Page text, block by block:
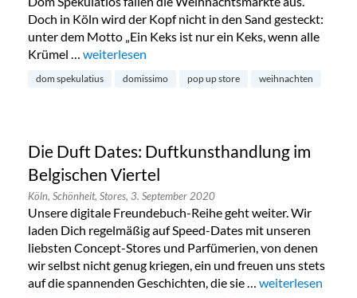
Doch in Köln wird der Kopf nicht in den Sand gesteckt:
unter dem Motto „Ein Keks ist nur ein Keks, wenn alle
Krümel … „Dom-Spekulatius eröffnet köstlichen Pop-up-
weiterlesen
dom spekulatius domissimo pop up store weihnachten
Die Duft Dates: Duftkunsthandlung im
Belgischen Viertel
Köln, Schönheit, Stores, 3. September 2020
Unsere digitale Freundebuch-Reihe geht weiter. Wir
laden Dich regelmäßig auf Speed-Dates mit unseren
liebsten Concept-Stores und Parfümerien, von denen
wir selbst nicht genug kriegen, ein und freuen uns stets
auf die spannenden Geschichten, die sie … „Die Duft Dates:
weiterlesen